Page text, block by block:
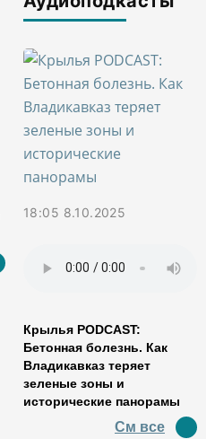
18:05 8.10.2025
Крылья PODCAST:
Бетонная болезнь. Как
Владикавказ теряет
зеленые зоны и
исторические панорамы
См все